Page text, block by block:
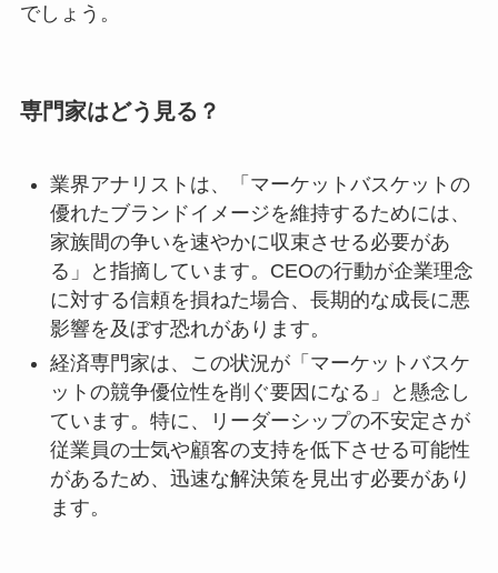
でしょう。
専門家はどう見る？
業界アナリストは、「マーケットバスケットの
優れたブランドイメージを維持するためには、
家族間の争いを速やかに収束させる必要があ
る」と指摘しています。CEOの行動が企業理念
に対する信頼を損ねた場合、長期的な成長に悪
影響を及ぼす恐れがあります。
経済専門家は、この状況が「マーケットバスケ
ットの競争優位性を削ぐ要因になる」と懸念し
ています。特に、リーダーシップの不安定さが
従業員の士気や顧客の支持を低下させる可能性
があるため、迅速な解決策を見出す必要があり
ます。